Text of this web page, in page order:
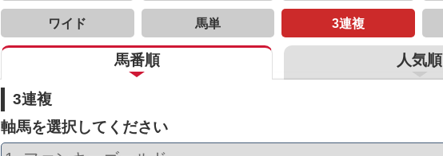
ワイド 馬単 3連複
馬番順 人気順
3連複
軸馬を選択してください